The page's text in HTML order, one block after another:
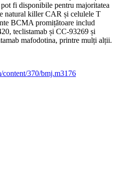
fi disponibile pentru majoritatea
natural killer CAR și celulele T
BCMA promițătoare includ
teclistamab și CC-93269 și
mafodotina, printre mulți alții.
370/bmj.m3176